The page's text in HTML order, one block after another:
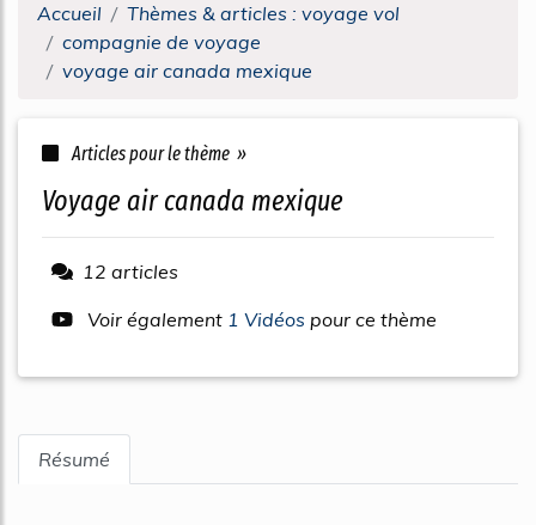
Accueil
Thèmes & articles : voyage vol
compagnie de voyage
voyage air canada mexique
Articles pour le thème »
voyage air canada mexique
12 articles
Voir également 1 Vidéos pour ce thème
Résumé